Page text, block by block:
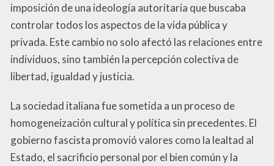
imposición de una ideología autoritaria que buscaba
controlar todos los aspectos de la vida pública y
privada. Este cambio no solo afectó las relaciones entre
individuos, sino también la percepción colectiva de
libertad, igualdad y justicia.
La sociedad italiana fue sometida a un proceso de
homogeneización cultural y política sin precedentes. El
gobierno fascista promovió valores como la lealtad al
Estado, el sacrificio personal por el bien común y la